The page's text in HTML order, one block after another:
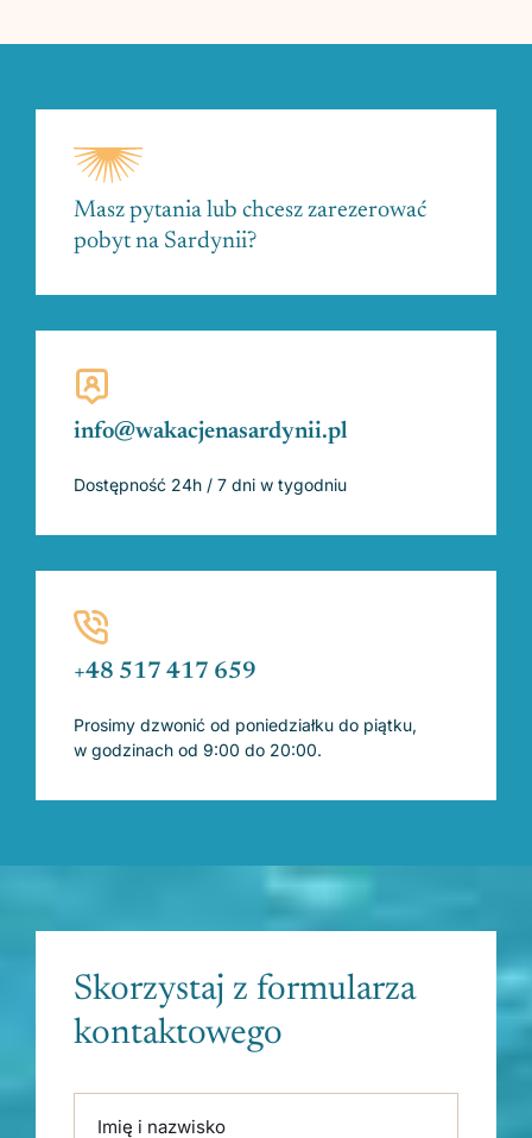
Masz pytania lub chcesz zarezerować
pobyt na Sardynii?
info@wakacjenasardynii.pl
Dostępność 24h / 7 dni w tygodniu
+48 517 417 659
Prosimy dzwonić od poniedziałku do piątku,
w godzinach od 9:00 do 20:00.
Skorzystaj z formularza
kontaktowego
Imię i nazwisko